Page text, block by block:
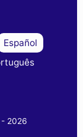
Español
2026